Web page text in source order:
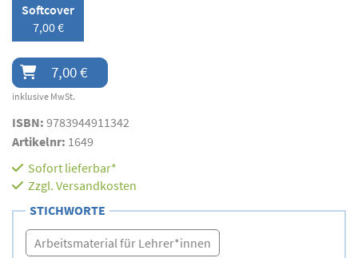
Softcover
7,00 €
7,00 €
inklusive MwSt.
ISBN: 9783944911342
Artikelnr: 1649
Sofort lieferbar*
Zzgl. Versandkosten
STICHWORTE
Arbeitsmaterial für Lehrer*innen